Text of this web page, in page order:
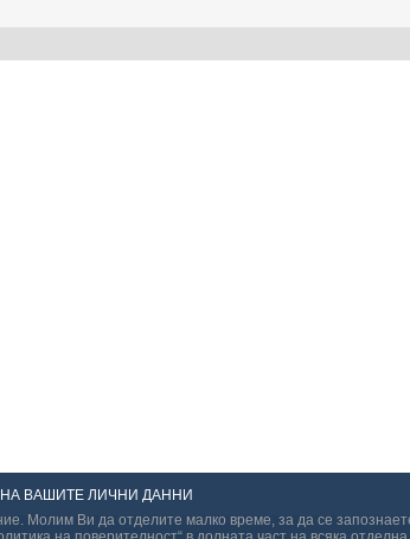
ВАШИТЕ ЛИЧНИ ДАННИ
Молим Ви да отделите малко време, за да се